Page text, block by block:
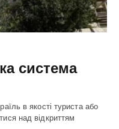
система
в якості туриста або
над відкриттям